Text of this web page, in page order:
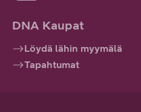
DNA Kaupat
Löydä lähin myymälä
Tapahtumat